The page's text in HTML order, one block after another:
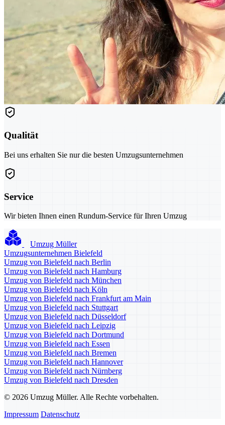
Qualität
Bei uns erhalten Sie nur die besten Umzugsunternehmen
Service
Wir bieten Ihnen einen Rundum-Service für Ihren Umzug
Umzug Müller
Umzugsunternehmen Bielefeld
Umzug von Bielefeld nach Berlin
Umzug von Bielefeld nach Hamburg
Umzug von Bielefeld nach München
Umzug von Bielefeld nach Köln
Umzug von Bielefeld nach Frankfurt am Main
Umzug von Bielefeld nach Stuttgart
Umzug von Bielefeld nach Düsseldorf
Umzug von Bielefeld nach Leipzig
Umzug von Bielefeld nach Dortmund
Umzug von Bielefeld nach Essen
Umzug von Bielefeld nach Bremen
Umzug von Bielefeld nach Hannover
Umzug von Bielefeld nach Nürnberg
Umzug von Bielefeld nach Dresden
© 2026 Umzug Müller. Alle Rechte vorbehalten.
Impressum Datenschutz